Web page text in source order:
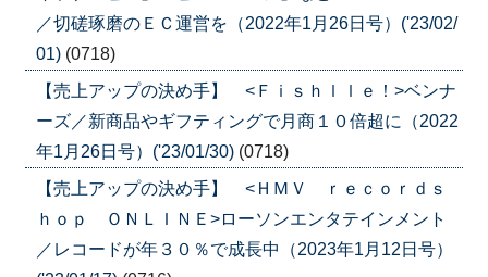
／切磋琢磨のＥＣ運営を（2022年1月26日号）('23/02/
01) (0718)
【売上アップの決め手】 <Ｆｉｓｈｌｌｅ！>ベンナ
ーズ／新商品やギフティングで月商１０倍超に（2022
年1月26日号）('23/01/30) (0718)
【売上アップの決め手】 <ＨＭＶ ｒｅｃｏｒｄｓ
ｈｏｐ ＯＮＬＩＮＥ>ローソンエンタテインメント
／レコードが年３０％で成長中（2023年1月12日号）